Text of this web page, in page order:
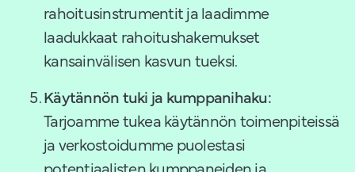
rahoitusinstrumentit ja laadimme
laadukkaat rahoitushakemukset
kansainvälisen kasvun tueksi.
Käytännön tuki ja kumppanihaku:
Tarjoamme tukea käytännön toimenpiteissä
ja verkostoidumme puolestasi
potentiaalisten kumppaneiden ja